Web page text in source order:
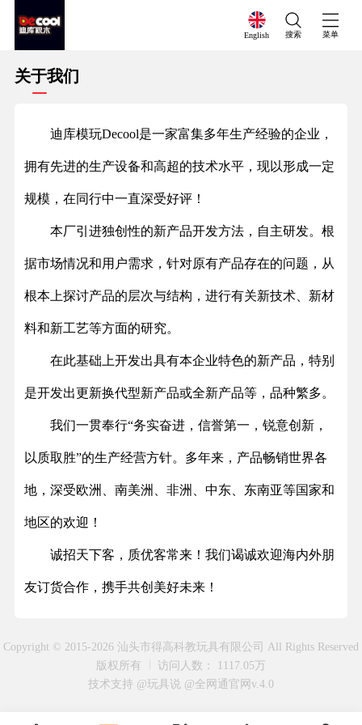
English 搜索 菜单
关于我们
迪库模玩Decool是一家富集多年生产经验的企业，
拥有先进的生产设备和高超的技术水平，现以形成一定
规模，在同行中一直深受好评！
本厂引进独创性的新产品开发方法，自主研发。根
据市场情况和用户需求，针对原有产品存在的问题，从
根本上探讨产品的层次与结构，进行有关新技术、新材
料和新工艺等方面的研究。
在此基础上开发出具有本企业特色的新产品，特别
是开发出更新换代型新产品或全新产品等，品种繁多。
我们一贯奉行“务实奋进，信誉第一，锐意创新，
以质取胜”的生产经营方针。多年来，产品畅销世界各
地，深受欧洲、南美洲、非洲、中东、东南亚等国家和
地区的欢迎！
诚招天下客，质优客常来！我们谒诚欢迎海内外朋
友订货合作，携手共创美好未来！
Copyright © 2015-2026 汕头市得高科教玩具有限公司 All Rights Reserved
版权所有
访问人数： 1117.05万
技术支持 @玩具说 @全网通官网v.4.0